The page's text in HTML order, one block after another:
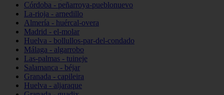
Córdoba - peñarroya-pueblonuevo
La-rioja - arnedillo
Almería - huércal-overa
Madrid - el-molar
Huelva - bollullos-par-del-condado
Málaga - algarrobo
Las-palmas - tuineje
Salamanca - béjar
Granada - capileira
Huelva - aljaraque